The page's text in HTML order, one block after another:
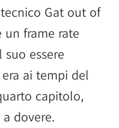
Gat out of
un frame rate
essere
ai tempi del
capitolo,
dovere.